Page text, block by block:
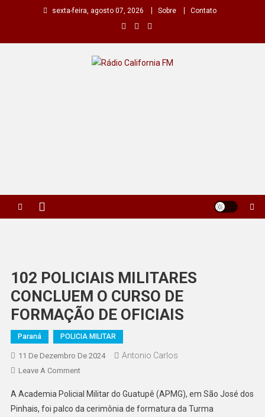
sexta-feira, agosto 07, 2026 Sobre Contato
102 POLICIAIS MILITARES
CONCLUEM O CURSO DE
FORMAÇÃO DE OFICIAIS
Paraná POLICIA MILITAR
11 De Dezembro De 2024 Antonio Carlos
Leave A CommentOn
POLICIAIS
MILITARES
A Academia Policial Militar do Guatupê (APMG), em São José dos
Pinhais, foi palco da cerimônia de formatura da Turma